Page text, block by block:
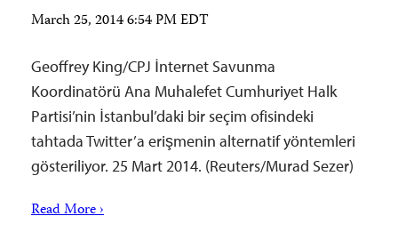
March 25, 2014 6:54 PM EDT
Geoffrey King/CPJ İnternet Savunma
Koordinatörü Ana Muhalefet Cumhuriyet Halk
Partisi’nin İstanbul’daki bir seçim ofisindeki
tahtada Twitter’a erişmenin alternatif yöntemleri
gösteriliyor. 25 Mart 2014. (Reuters/Murad Sezer)
Read More ›